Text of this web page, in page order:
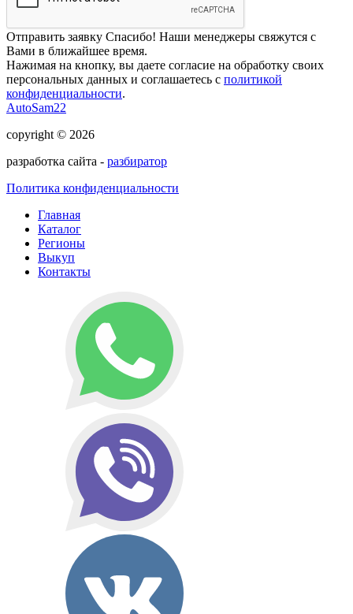
Отправить заявку Спасибо! Наши менеджеры свяжутся с
Вами в ближайшее время.
Нажимая на кнопку, вы даете согласие на обработку своих
персональных данных и соглашаетесь с политикой
конфиденциальности.
AutoSam22
copyright © 2026
разработка сайта - разбиратор
Политика конфиденциальности
Главная
Каталог
Регионы
Выкуп
Контакты